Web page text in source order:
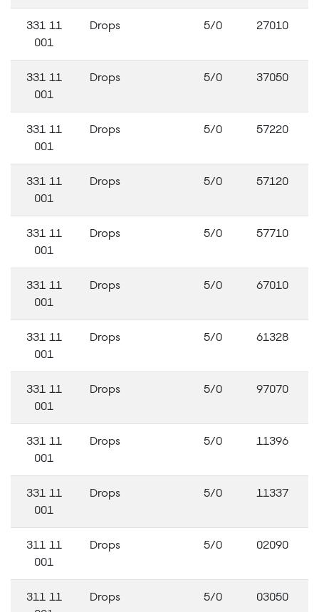
331 11
001
Drops 5/0 27010
331 11
001
Drops 5/0 37050
331 11
001
Drops 5/0 57220
331 11
001
Drops 5/0 57120
331 11
001
Drops 5/0 57710
331 11
001
Drops 5/0 67010
331 11
001
Drops 5/0 61328
331 11
001
Drops 5/0 97070
331 11
001
Drops 5/0 11396
331 11
001
Drops 5/0 11337
311 11
001
Drops 5/0 02090
311 11
Drops 5/0 03050